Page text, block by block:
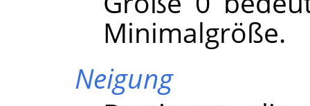
Minimalgröße.
Neigung